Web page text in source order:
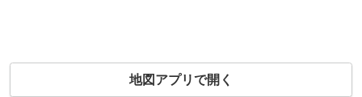
地図アプリで開く